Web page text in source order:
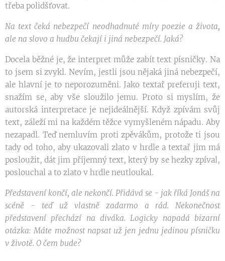
třeba polidšťovat.
Na text čeká nebezpečí neodhadnuté míry poezie a života,
ale na slovo a hudbu čekají i jiná nebezpečí. Jaká?
Docela běžné je, že interpret může zabít text písničky. Na
to jsem si zvykl. Nevím, jestli jsou nějaká jiná nebezpečí,
ale hlavní je to neporozuměni. Jako textař preferuji text,
snažím se, aby vše sloužilo jemu. Proto si myslím, že
autorská interpretace je nejideálnější. Když zpívám svůj
text, záleží mi na každém těžce vymyšleném nápadu. Aby
nezapadl. Teď nemluvím proti zpěvákům, protože ti jsou
tady od toho, aby ukazovali zlato v hrdle a textař jim má
posloužit, dát jim příjemný text, který by se hezky zpíval,
poslouchal a to zlato v hrdle neutloukal.
Představení končí, ale nekončí. Přidává se - jak říká Jonáš na
scéně - teď už vlastně zadarmo a rád. Nekonečnost
představení přechází na diváka. Logicky napadá bizarní
otázka: Máte možnost napsat už jen jednu jedinou písničku
v životě. O čem bude?